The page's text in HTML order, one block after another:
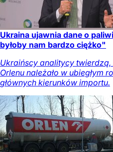
Ukraina ujawnia dane o
byłoby nam bardzo ciężko"
Ukraińscy analitycy
Orlenu należało w ubiegłym
głównych kierunków importu.